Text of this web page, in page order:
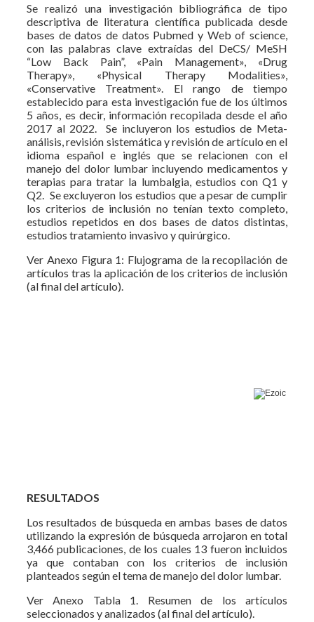
Se realizó una investigación bibliográfica de tipo
descriptiva de literatura científica publicada desde
bases de datos de datos Pubmed y Web of science,
con las palabras clave extraídas del DeCS/ MeSH
“Low Back Pain”, «Pain Management», «Drug
Therapy», «Physical Therapy Modalities»,
«Conservative Treatment». El rango de tiempo
establecido para esta investigación fue de los últimos
5 años, es decir, información recopilada desde el año
2017 al 2022. Se incluyeron los estudios de Meta-
análisis, revisión sistemática y revisión de artículo en el
idioma español e inglés que se relacionen con el
manejo del dolor lumbar incluyendo medicamentos y
terapias para tratar la lumbalgia, estudios con Q1 y
Q2. Se excluyeron los estudios que a pesar de cumplir
los criterios de inclusión no tenían texto completo,
estudios repetidos en dos bases de datos distintas,
estudios tratamiento invasivo y quirúrgico.
Ver Anexo Figura 1: Flujograma de la recopilación de
artículos tras la aplicación de los criterios de inclusión
(al final del artículo).
RESULTADOS
Los resultados de búsqueda en ambas bases de datos
utilizando la expresión de búsqueda arrojaron en total
3,466 publicaciones, de los cuales 13 fueron incluidos
ya que contaban con los criterios de inclusión
planteados según el tema de manejo del dolor lumbar.
Ver Anexo Tabla 1. Resumen de los artículos
seleccionados y analizados (al final del artículo).